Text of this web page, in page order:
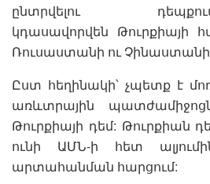
ընտրվելու
կդասավորվեն Թուրքիայի
Ռուսաստանի ու Չինաստանի
Ըստ հեղինակի՝ չպետք է
առևտրային
Թուրքիայի դեմ: Թուրքիան
ունի ԱՄՆ-ի հետ
արտահանման հարցում: